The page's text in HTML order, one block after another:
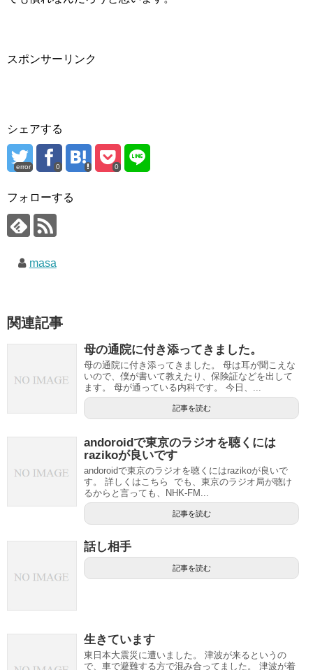
スポンサーリンク
シェアする
error 0 0
フォローする
masa
関連記事
母の通院に付き添ってきました。
母の通院に付き添ってきました。 母は耳が聞こえな
いので、僕が書いて教えたり、保険証などを出して
ます。 母が通っている内科です。 今日、...
記事を読む
andoroidで東京のラジオを聴くには
razikoが良いです
andoroidで東京のラジオを聴くにはrazikoが良いで
す。 詳しくはこちら でも、東京のラジオ局が聴け
るからと言っても、NHK-FM...
記事を読む
話し相手
記事を読む
生きています
東日本大震災に遭いました。 津波が来るというの
で、車で避難する方で混み合ってました。 津波が着